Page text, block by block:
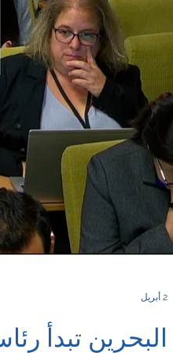
البحرين تبدأ
2 أبريل